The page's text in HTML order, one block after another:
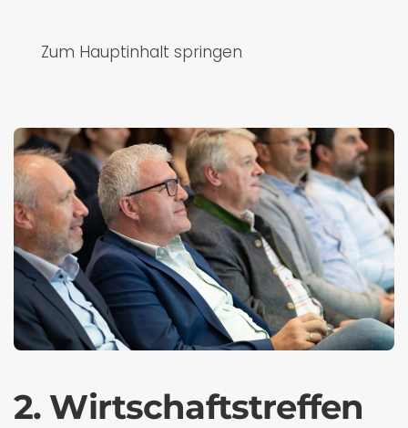
Zum Hauptinhalt springen
2. Wirtschaftstreffen